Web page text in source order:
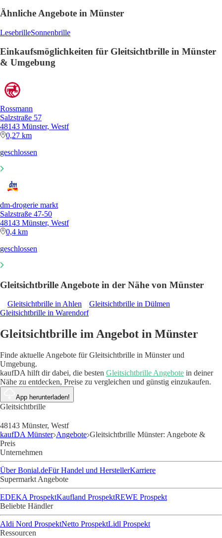
Ähnliche Angebote in Münster
LesebrilleSonnenbrille
Einkaufsmöglichkeiten für Gleitsichtbrille in Münster
& Umgebung
Rossmann
Salzstraße 57
48143 Münster, Westf
0,27 km
geschlossen
dm-drogerie markt
Salzstraße 47-50
48143 Münster, Westf
0,4 km
geschlossen
Gleitsichtbrille Angebote in der Nähe von Münster
Gleitsichtbrille in Ahlen
Gleitsichtbrille in Dülmen
Gleitsichtbrille in Warendorf
Gleitsichtbrille im Angebot in Münster
Finde aktuelle Angebote für Gleitsichtbrille in Münster und
Umgebung.
kaufDA hilft dir dabei, die besten Gleitsichtbrille Angebote in deiner
Nähe zu entdecken, Preise zu vergleichen und günstig einzukaufen.
App herunterladen!
Gleitsichtbrille
48143 Münster, Westf
kaufDA Münster Angebote Gleitsichtbrille Münster: Angebote &
Preis
Unternehmen
Über Bonial.deFür Handel und HerstellerKarriere
Supermarkt Angebote
EDEKA ProspektKaufland ProspektREWE Prospekt
Beliebte Händler
Aldi Nord ProspektNetto ProspektLidl Prospekt
Ressourcen